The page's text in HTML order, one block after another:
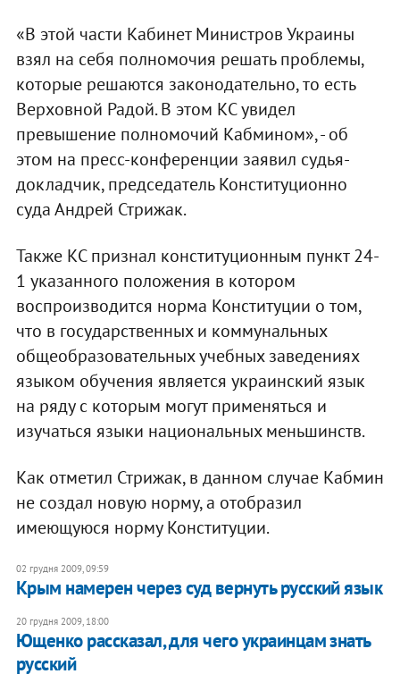
«В этой части Кабинет Министров Украины
взял на себя полномочия решать проблемы,
которые решаются законодательно, то есть
Верховной Радой. В этом КС увидел
превышение полномочий Кабмином», - об
этом на пресс-конференции заявил судья-
докладчик, председатель Конституционно
суда Андрей Стрижак.
Также КС признал конституционным пункт 24-
1 указанного положения в котором
воспроизводится норма Конституции о том,
что в государственных и коммунальных
общеобразовательных учебных заведениях
языком обучения является украинский язык
на ряду с которым могут применяться и
изучаться языки национальных меньшинств.
Как отметил Стрижак, в данном случае Кабмин
не создал новую норму, а отобразил
имеющуюся норму Конституции.
02 грудня 2009, 09:59
Крым намерен через суд вернуть русский язык
20 грудня 2009, 18:00
Ющенко рассказал, для чего украинцам знать
русский